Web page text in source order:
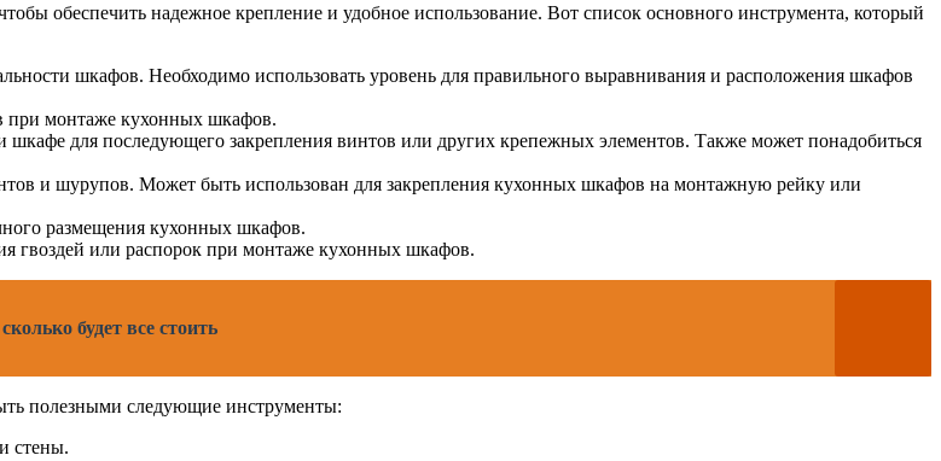
обеспечить надежное крепление и удобное использование. Вот список основного инструмента, который
шкафов. Необходимо использовать уровень для правильного выравнивания и расположения шкафов
при монтаже кухонных шкафов.
шкафе для последующего закрепления винтов или других крепежных элементов. Также может понадобиться
и шурупов. Может быть использован для закрепления кухонных шкафов на монтажную рейку или
размещения кухонных шкафов.
гвоздей или распорок при монтаже кухонных шкафов.
будет все стоить
полезными следующие инструменты:
стены.